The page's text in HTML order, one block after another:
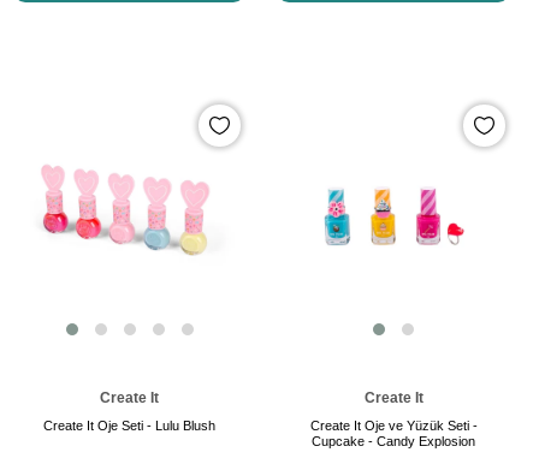
Create It
Create It Oje Seti - Lulu Blush
Create It
Create It Oje ve Yüzük Seti -
Cupcake - Candy Explosion